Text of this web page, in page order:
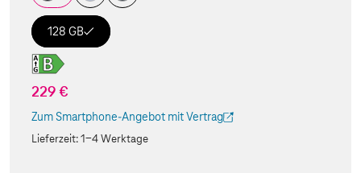
128 GB
229 €
Zum Smartphone-Angebot mit Vertrag
(Der Link wird in einem neuen Tab geöffnet)
Lieferzeit:1-4 Werktage